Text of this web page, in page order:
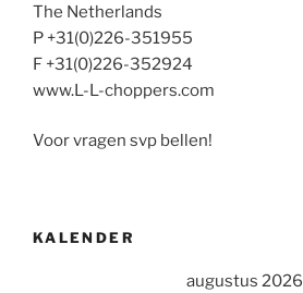
The Netherlands
P +31(0)226-351955
F +31(0)226-352924
www.L-L-choppers.com
Voor vragen svp bellen!
KALENDER
augustus 2026